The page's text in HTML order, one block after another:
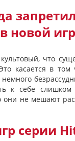
новой
что
касается в
к себе
они не мешают
серии